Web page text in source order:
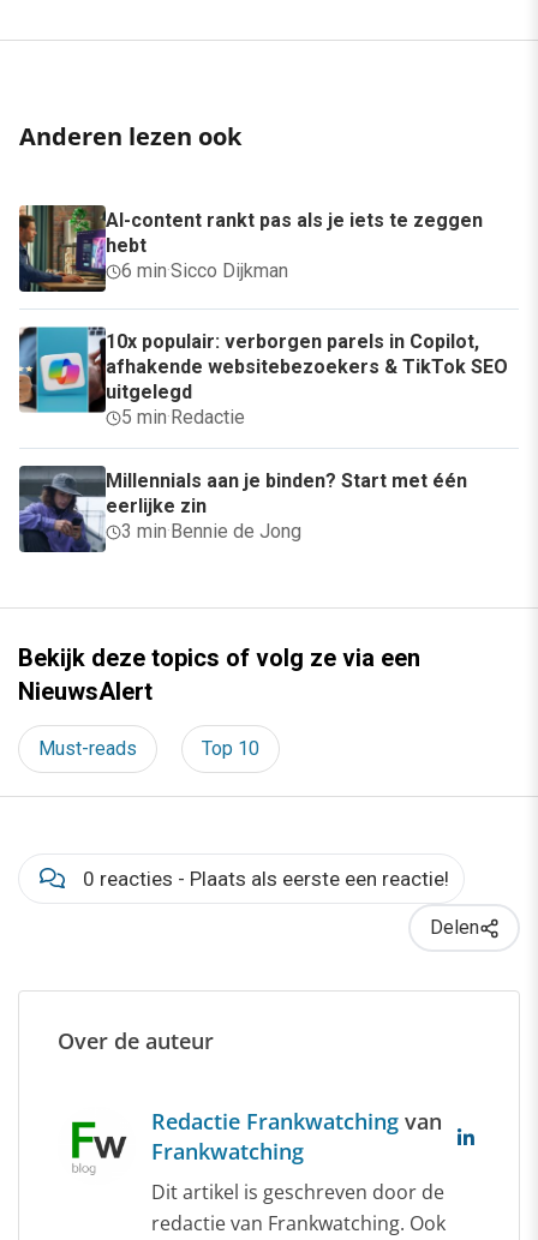
Anderen lezen ook
AI-content rankt pas als je iets te zeggen
hebt
6 min·Sicco Dijkman
10x populair: verborgen parels in Copilot,
afhakende websitebezoekers & TikTok SEO
uitgelegd
5 min·Redactie
Millennials aan je binden? Start met één
eerlijke zin
3 min·Bennie de Jong
Bekijk deze topics of volg ze via een
NieuwsAlert
Must-reads Top 10
0 reacties - Plaats als eerste een reactie!
Delen
Over de auteur
Redactie Frankwatching van
Frankwatching
Dit artikel is geschreven door de
redactie van Frankwatching. Ook